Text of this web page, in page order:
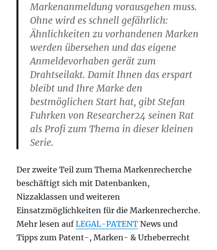
Markenanmeldung vorausgehen muss.
Ohne wird es schnell gefährlich:
Ähnlichkeiten zu vorhandenen Marken
werden übersehen und das eigene
Anmeldevorhaben gerät zum
Drahtseilakt. Damit Ihnen das erspart
bleibt und Ihre Marke den
bestmöglichen Start hat, gibt Stefan
Fuhrken von Researcher24 seinen Rat
als Profi zum Thema in dieser kleinen
Serie.
Der zweite Teil zum Thema Markenrecherche
beschäftigt sich mit Datenbanken,
Nizzaklassen und weiteren
Einsatzmöglichkeiten für die Markenrecherche.
Mehr lesen aufLEGAL-PATENT News und
Tipps zum Patent-, Marken- & Urheberrecht